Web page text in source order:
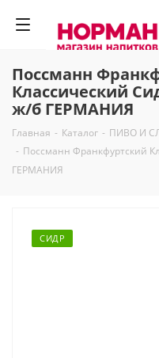
Поссманн
Классический
ж/б ГЕРМАНИЯ
Главная - Каталог - ПИВО И
- Поссманн Франкфуртский
ГЕРМАНИЯ
СИДР